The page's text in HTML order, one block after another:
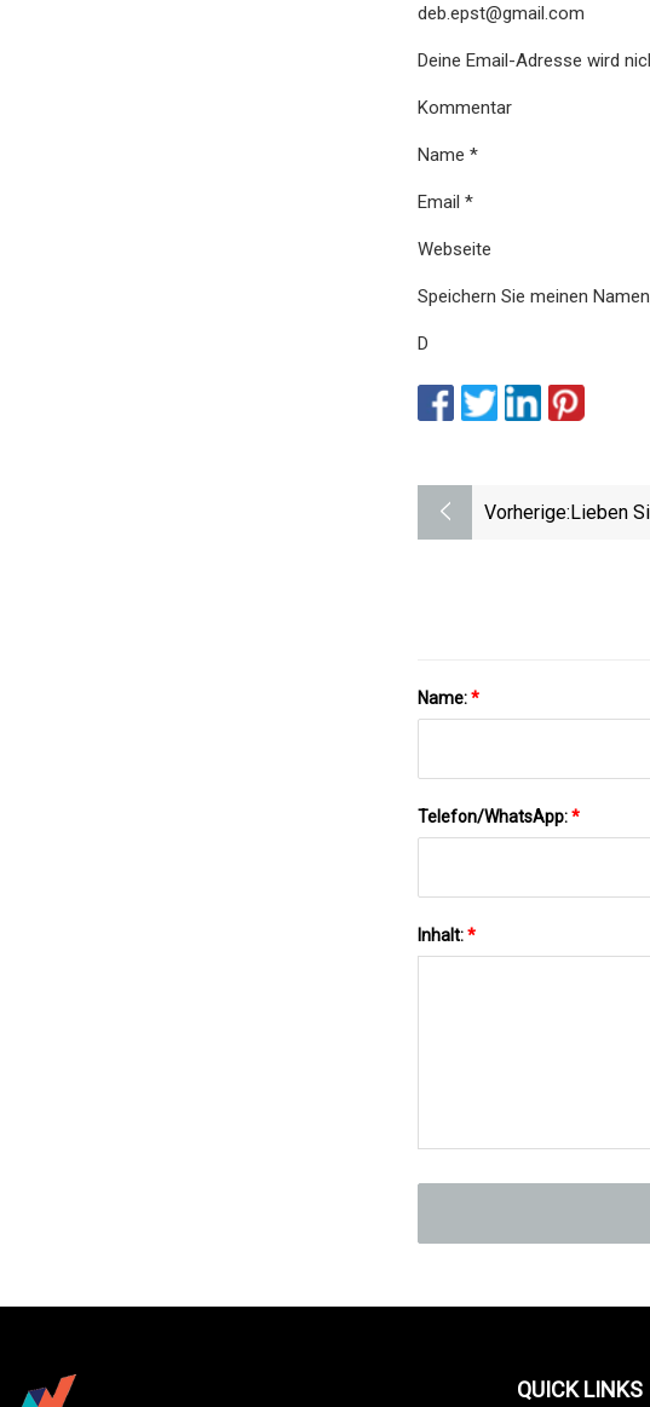
deb.epst@gmail.com
Deine Email-Adresse wird
Kommentar
Name *
Email *
Webseite
Speichern Sie meinen
D
Vorherige:Lieben Sie
Name:*
Telefon/WhatsApp:*
Inhalt:*
QUICK LINKS